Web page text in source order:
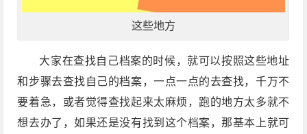
这些地方
大家在查找自己档案的时候，就可以按照这些地址
和步骤去查找自己的档案，一点一点的去查找，千万不
要着急，或者觉得查找起来太麻烦，跑的地方太多就不
想去办了，如果还是没有找到这个档案，那基本上就可